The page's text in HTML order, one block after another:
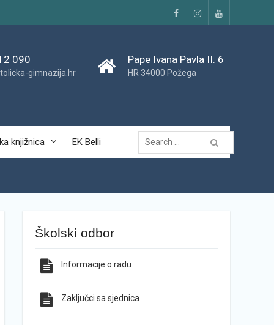
FacebookInstagramYouTube
090
gimnazija.hr
Pape Ivana Pavla II. 6
HR 34000 Požega
knjižnica EK Belli
Traži...
Školski odbor
Informacije o radu
Zaključci sa sjednica